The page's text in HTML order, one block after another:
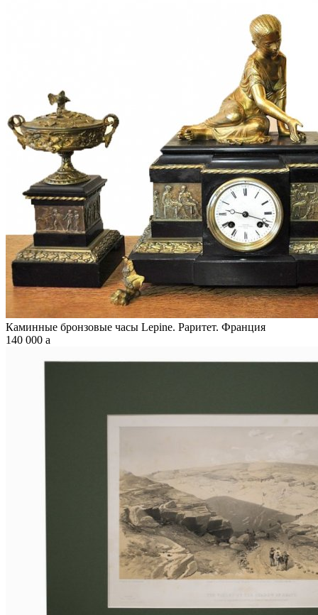
Каминные бронзовые часы Lepine. Раритет. Франция
140 000 a